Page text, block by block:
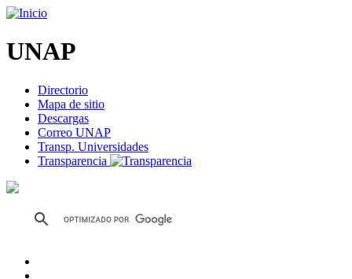
UNAP
Directorio
Mapa de sitio
Descargas
Correo UNAP
Transp. Universidades
Transparencia